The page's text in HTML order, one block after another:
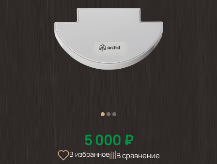
5 000 ₽
В избранное В сравнение